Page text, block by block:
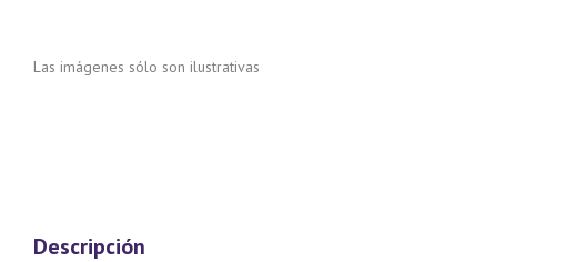
Las imágenes sólo son ilustrativas
Descripción